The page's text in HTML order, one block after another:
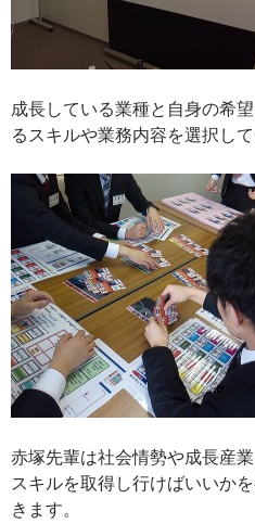
成長している業種と自身の希
るスキルや業務内容を選択して
赤塚先輩は社会情勢や成長産
スキルを取得し行けばいいか
きます。